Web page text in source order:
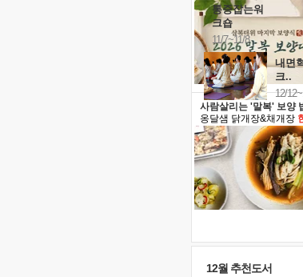
통증잡는워
크숍
11/7~11/8
내면
크..
12/
사람살리는 '말복' 보양
옹달샘 닭개장&채개장
12월 추천도서